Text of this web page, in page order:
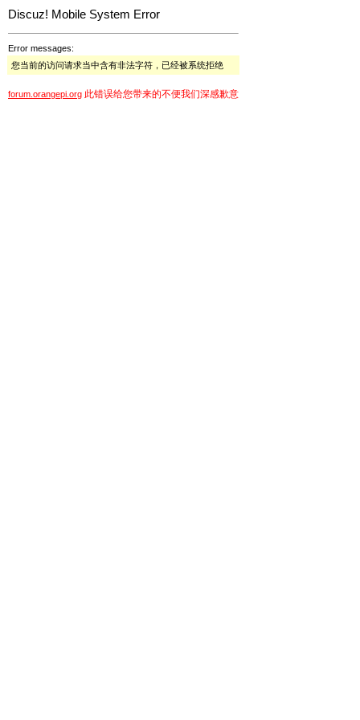
Discuz! Mobile System Error
Error messages:
您当前的访问请求当中含有非法字符，已经被系统拒绝
forum.orangepi.org 此错误给您带来的不便我们深感歉意